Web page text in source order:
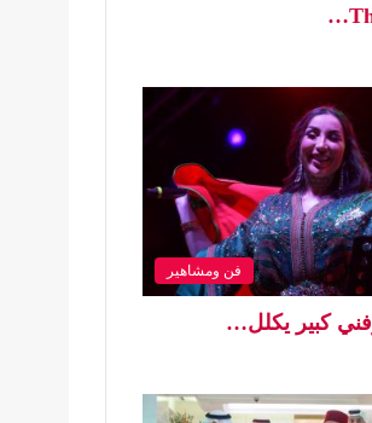
فن ومشاهير
كبير يكلل…